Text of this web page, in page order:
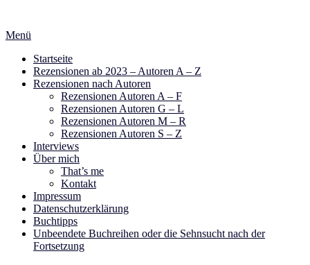
springen
Menü
Startseite
Rezensionen ab 2023 – Autoren A – Z
Rezensionen nach Autoren
Rezensionen Autoren A – F
Rezensionen Autoren G – L
Rezensionen Autoren M – R
Rezensionen Autoren S – Z
Interviews
Über mich
That’s me
Kontakt
Impressum
Datenschutzerklärung
Buchtipps
Unbeendete Buchreihen oder die Sehnsucht nach der
Fortsetzung